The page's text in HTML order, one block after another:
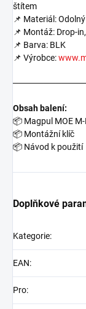
štítem
📌 Materiál:
📌 Montáž: Drop-
📌 Barva: BLK
📌 Výrobce:
Obsah balení:
📦 Magpul MOE
📦 Montážní klíč
📦 Návod k použití
Doplňkové
Kategorie:
EAN:
Pro: